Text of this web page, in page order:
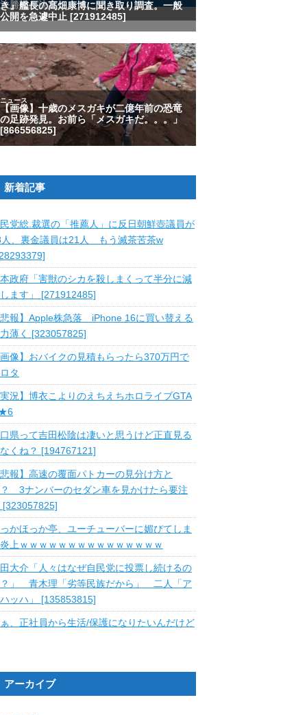
新着記事
党総.裁選の「推薦人」に反日朝鮮壺議員が
、裏金議員は21人 もう滅茶苦茶w
政府「害獣のシカを殺しまくって半分に減
ます」 [271912485]
報】Apple株急落 iPhone 16に買い替える
薄く [323057825]
像】おバイクの見積もらったら370万円で
タ
況】博衣こよりのえちえちホロライブGTA
★6
県って吉田松陰は凄いと思うけど正直見る
くね？ [194767121]
報】高速の覆面パトカーの見分け方と
3ナンバーのセダン車を見かけたら要注
[323057825]
かほっか亭、ユーチューバーに媚びてしま
上ｗｗｗｗｗｗｗｗｗｗｗｗｗｗｗ
大介「人々はなぜ自民党に投票し続けるの
」 青木理「劣等民族だから」 二人「ア
ッハ」 [135853815]
、正社員から生活/保護になりたいんだけど
アーカイブ